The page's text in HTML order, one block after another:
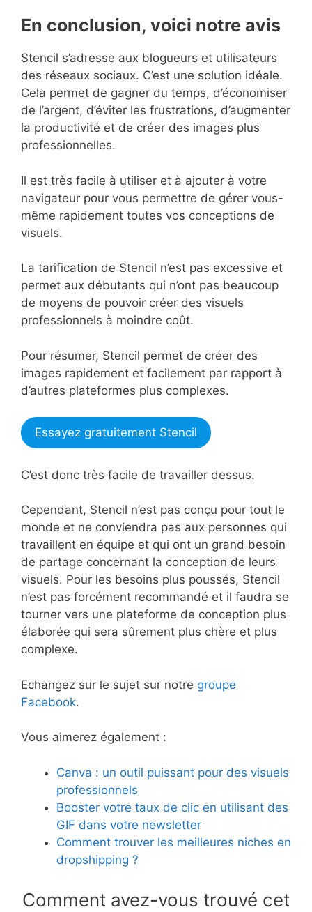
En conclusion, voici notre avis
Stencil s’adresse aux blogueurs et utilisateurs
des réseaux sociaux. C’est une solution idéale.
Cela permet de gagner du temps, d’économiser
de l’argent, d’éviter les frustrations, d’augmenter
la productivité et de créer des images plus
professionnelles.
Il est très facile à utiliser et à ajouter à votre
navigateur pour vous permettre de gérer vous-
même rapidement toutes vos conceptions de
visuels.
La tarification de Stencil n’est pas excessive et
permet aux débutants qui n’ont pas beaucoup
de moyens de pouvoir créer des visuels
professionnels à moindre coût.
Pour résumer, Stencil permet de créer des
images rapidement et facilement par rapport à
d’autres plateformes plus complexes.
Essayez gratuitement Stencil
C’est donc très facile de travailler dessus.
Cependant, Stencil n’est pas conçu pour tout le
monde et ne conviendra pas aux personnes qui
travaillent en équipe et qui ont un grand besoin
de partage concernant la conception de leurs
visuels. Pour les besoins plus poussés, Stencil
n’est pas forcément recommandé et il faudra se
tourner vers une plateforme de conception plus
élaborée qui sera sûrement plus chère et plus
complexe.
Echangez sur le sujet sur notre groupe
Facebook.
Vous aimerez également :
Canva : un outil puissant pour des visuels
professionnels
Booster votre taux de clic en utilisant des
GIF dans votre newsletter
Comment trouver les meilleures niches en
dropshipping ?
Comment avez-vous trouvé cet